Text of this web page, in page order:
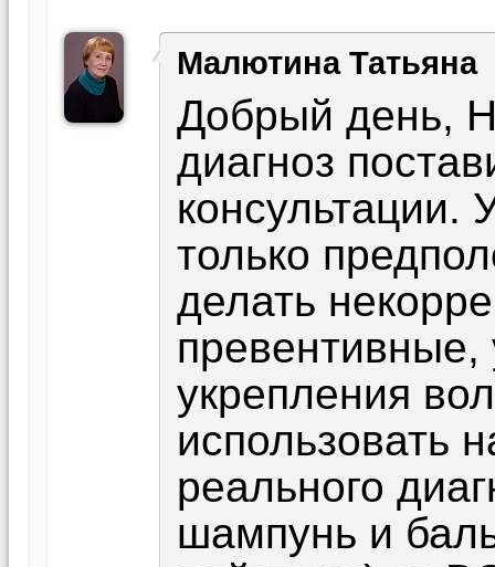
Малютина Татьяна
Добрый день,
диагноз
консультации.
только
делать
превентивные,
укрепления
использовать
реального
шампунь и